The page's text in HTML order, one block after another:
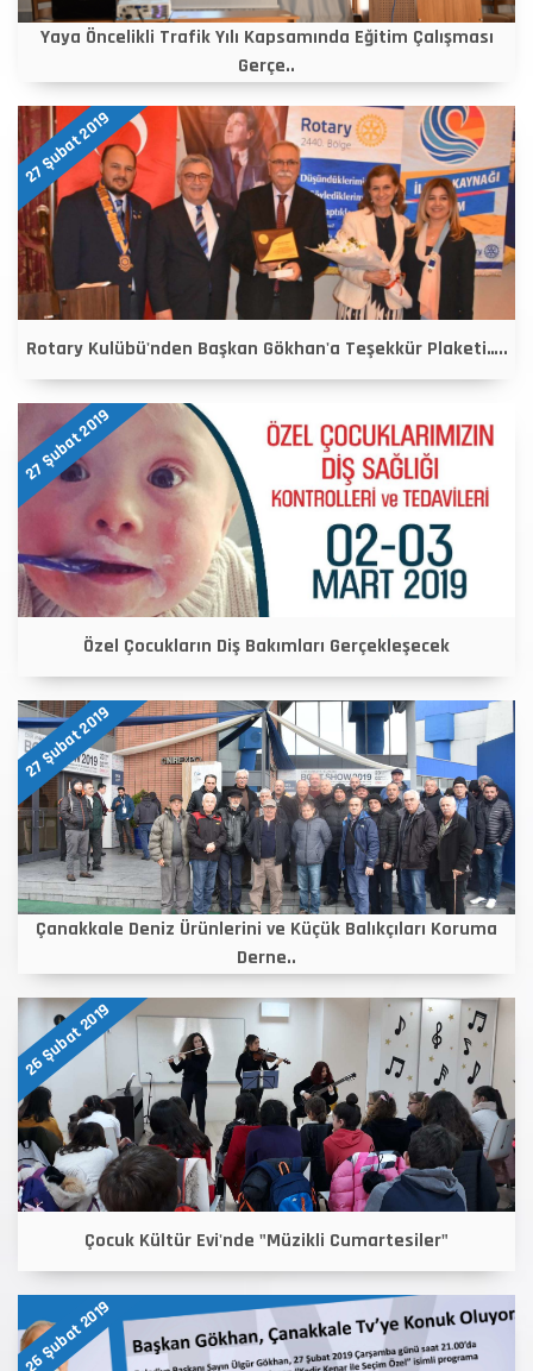
Yaya Öncelikli Trafik Yılı Kapsamında Eğitim Çalışması
Gerçe..
27 Şubat 2019
Rotary Kulübü'nden Başkan Gökhan'a Teşekkür Plaketi…..
27 Şubat 2019
Özel Çocukların Diş Bakımları Gerçekleşecek
27 Şubat 2019
Çanakkale Deniz Ürünlerini ve Küçük Balıkçıları Koruma
Derne..
26 Şubat 2019
Çocuk Kültür Evi'nde "Müzikli Cumartesiler"
26 Şubat 2019